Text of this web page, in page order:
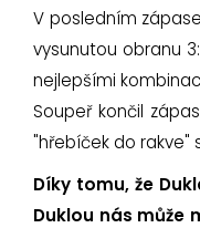
V posledním
vysunutou obranu
nejlepšími
Soupeř končil
"hřebíček do rakve"
Díky tomu, že
Duklou nás může